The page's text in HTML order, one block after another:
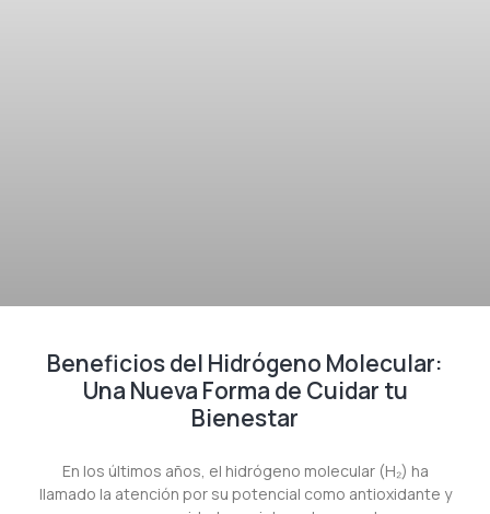
Beneficios del Hidrógeno Molecular:
Una Nueva Forma de Cuidar tu
Bienestar
En los últimos años, el hidrógeno molecular (H₂) ha
llamado la atención por su potencial como antioxidante y